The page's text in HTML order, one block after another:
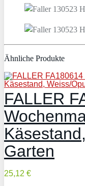
Ähnliche Produkte
FALLER
Garten
25,12 €